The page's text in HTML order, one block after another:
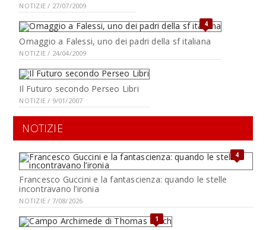
NOTIZIE / 27/07/2009
4
Omaggio a Falessi, uno dei padri della sf italiana
NOTIZIE / 24/04/2009
Il Futuro secondo Perseo Libri
NOTIZIE / 9/01/2007
NOTIZIE
4
Francesco Guccini e la fantascienza: quando le stelle
incontravano l’ironia
NOTIZIE / 7/08/2026
1